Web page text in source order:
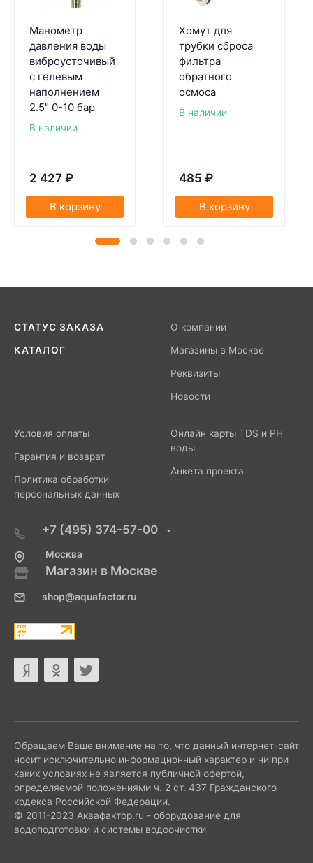
Манометр
давления воды
виброусточивый
с гелевым
наполнением
2.5" 0-10 бар
В наличии
2 427 ₽
В корзину
Хомут для
трубки сброса
фильтра
обратного
осмоса
В наличии
485 ₽
В корзину
СТАТУС ЗАКАЗА
КАТАЛОГ
О компании
Магазины в Москве
Реквизиты
Новости
Условия оплаты
Гарантия и возврат
Политика обработки
персональных данных
Онлайн карты TDS и PH
воды
Анкета проекта
+7 (495) 374-57-00
Москва
Магазин в Москве
shop@aquafactor.ru
Обращаем Ваше внимание на то, что данный интернет-сайт
носит исключительно информационный характер и ни при
каких условиях не является публичной офертой,
определяемой положениями ч. 2 ст. 437 Гражданского
кодекса Российской Федерации.
© 2011-2023 Аквафактор.ru - оборудование для
водоподготовки и системы водоочистки